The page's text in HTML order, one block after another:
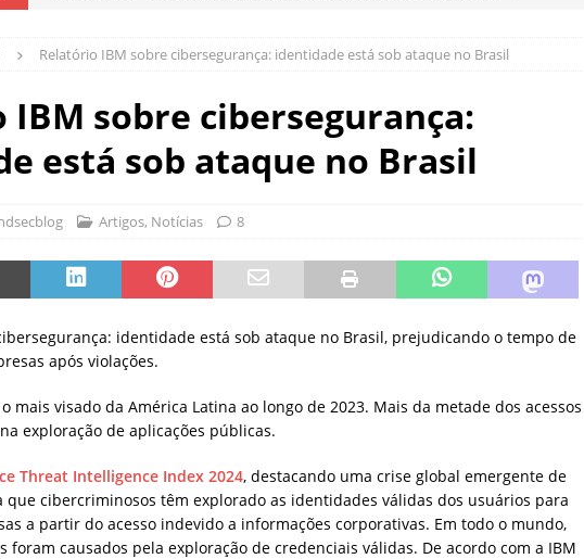
[ 06/08/2026 ] América Latina é a segunda região mais exposta a ciberameaças
industriais
NOTÍCIAS
IA amplia desafio de segurança e governança nas redes corporativas
NOTÍCIAS
[ 06/08/2026 ]
[ 06/08/2026 ]
Sem guardrails, a autonomia da IA se torna um risco
NOTÍCIAS
Relatório IBM sobre cibersegurança: identidade está sob ataque no Brasil
IBM sobre cibersegurança:
está sob ataque no Brasil
Artigos, Notícias 8
identidade está sob ataque no Brasil, prejudicando o tempo de
após violações.
mais visado da América Latina ao longo de 2023. Mais da metade dos acessos
exploração de aplicações públicas.
Threat Intelligence Index 2024, destacando uma crise global emergente de
que cibercriminosos têm explorado as identidades válidas dos usuários para
a partir do acesso indevido a informações corporativas. Em todo o mundo,
foram causados pela exploração de credenciais válidas. De acordo com a IBM